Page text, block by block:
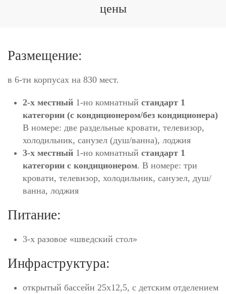
цены
Размещение:
в 6-ти корпусах на 830 мест.
2-х местный 1-но комнатный стандарт 1
категории (с кондиционером/без кондиционера)
В номере: две раздельные кровати, телевизор,
холодильник, санузел (душ/ванна), лоджия
3-х местный 1-но комнатный стандарт 1
категории с кондиционером. В номере: три
кровати, телевизор, холодильник, санузел, душ/
ванна, лоджия
Питание:
3-х разовое «шведский стол»
Инфраструктура:
открытый бассейн 25х12,5, с детским отделением